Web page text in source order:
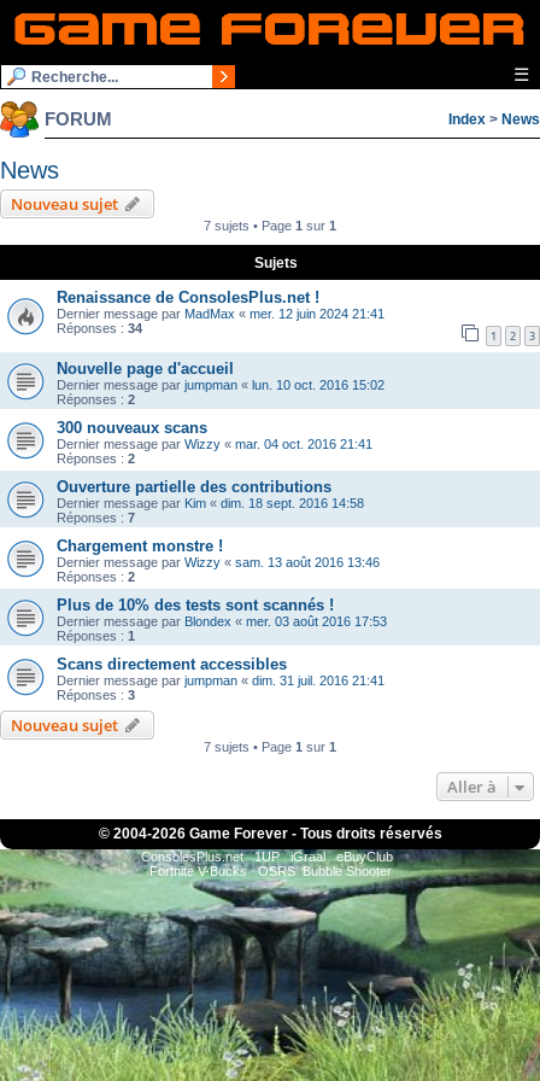
☰
FORUM Index > News
News
Nouveau sujet
7 sujets • Page 1 sur 1
Sujets
Renaissance de ConsolesPlus.net !
Dernier message par MadMax « mer. 12 juin 2024 21:41
Réponses : 34 1 2 3
Nouvelle page d'accueil
Dernier message par jumpman « lun. 10 oct. 2016 15:02
Réponses : 2
300 nouveaux scans
Dernier message par Wizzy « mar. 04 oct. 2016 21:41
Réponses : 2
Ouverture partielle des contributions
Dernier message par Kim « dim. 18 sept. 2016 14:58
Réponses : 7
Chargement monstre !
Dernier message par Wizzy « sam. 13 août 2016 13:46
Réponses : 2
Plus de 10% des tests sont scannés !
Dernier message par Blondex « mer. 03 août 2016 17:53
Réponses : 1
Scans directement accessibles
Dernier message par jumpman « dim. 31 juil. 2016 21:41
Réponses : 3
Nouveau sujet
7 sujets • Page 1 sur 1
Aller à
© 2004-2026 Game Forever - Tous droits réservés
ConsolesPlus.net 1UP iGraal
eBuyClub
Fortnite V-Bucks
OSRS Bubble Shooter